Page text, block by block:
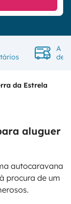
A
de
da Estrela
aluguer
autocaravana
procura de um